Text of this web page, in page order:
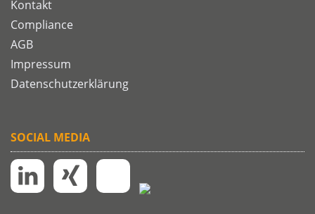
Kontakt
Compliance
AGB
Impressum
Datenschutzerklärung
SOCIAL MEDIA